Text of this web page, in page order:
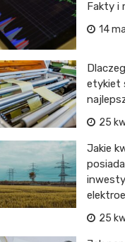
Fakty i
14
etykiet
25
Jakie
25